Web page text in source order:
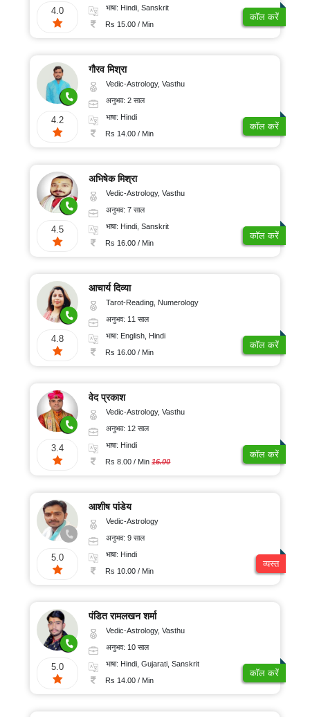
4.0
भाषा: Hindi, Sanskrit
Rs 15.00 / Min
कॉल करें
4.2
गौरव मिश्रा
Vedic-Astrology, Vasthu
अनुभव: 2 साल
भाषा: Hindi
Rs 14.00 / Min
कॉल करें
4.5
अभिषेक मिश्रा
Vedic-Astrology, Vasthu
अनुभव: 7 साल
भाषा: Hindi, Sanskrit
Rs 16.00 / Min
कॉल करें
4.8
आचार्य दिव्या
Tarot-Reading, Numerology
अनुभव: 11 साल
भाषा: English, Hindi
Rs 16.00 / Min
कॉल करें
3.4
वेद प्रकाश
Vedic-Astrology, Vasthu
अनुभव: 12 साल
भाषा: Hindi
Rs 8.00 / Min16.00
कॉल करें
5.0
आशीष पांडेय
Vedic-Astrology
अनुभव: 9 साल
भाषा: Hindi
Rs 10.00 / Min
व्यस्त
5.0
पंडित रामलखन शर्मा
Vedic-Astrology, Vasthu
अनुभव: 10 साल
भाषा: Hindi, Gujarati, Sanskrit
Rs 14.00 / Min
कॉल करें